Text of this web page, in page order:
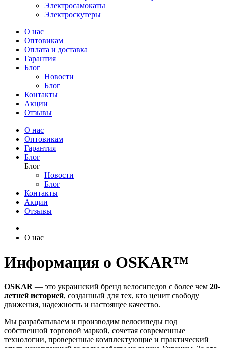
Электросамокаты
Электроскутеры
О нас
Оптовикам
Оплата и доставка
Гарантия
Блог
Новости
Блог
Контакты
Акции
Отзывы
О нас
Оптовикам
Гарантия
Блог
Блог
Новости
Блог
Контакты
Акции
Отзывы
О нас
Информация о OSKAR™
OSKAR — это украинский бренд велосипедов с более чем 20-
летней историей, созданный для тех, кто ценит свободу
движения, надежность и настоящее качество.
Мы разрабатываем и производим велосипеды под
собственной торговой маркой, сочетая современные
технологии, проверенные комплектующие и практический